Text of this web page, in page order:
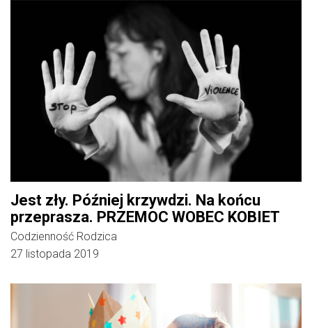
Jest zły. Później krzywdzi. Na końcu
przeprasza. PRZEMOC WOBEC KOBIET
Codzienność Rodzica
27 listopada 2019